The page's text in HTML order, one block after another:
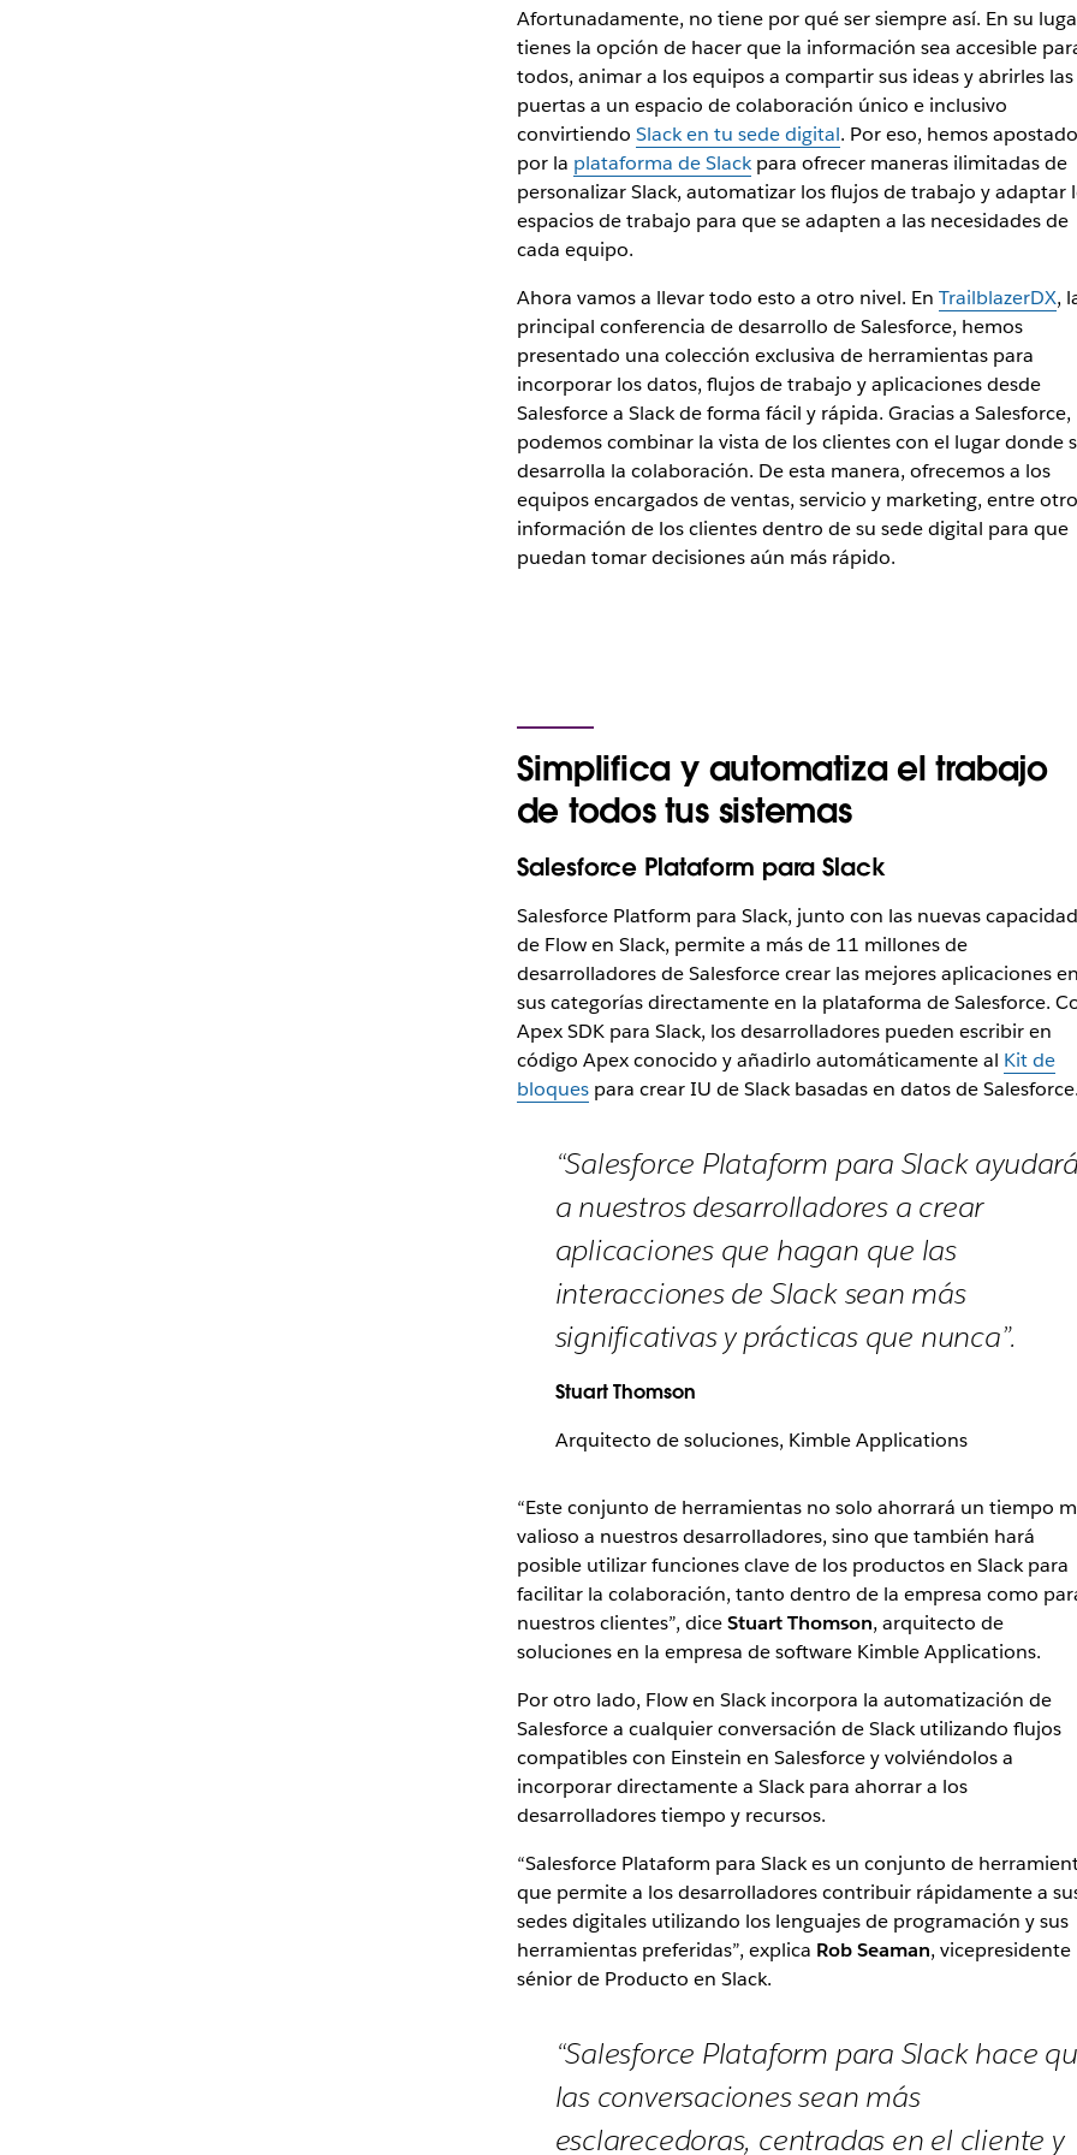
Afortunadamente, no tiene por qué ser siempre así. En su
tienes la opción de hacer que la información sea accesible
todos, animar a los equipos a compartir sus ideas y abrirles las
puertas a un espacio de colaboración único e inclusivo
convirtiendo Slack en tu sede digital. Por eso, hemos apostado
por la plataforma de Slackpara ofrecer maneras ilimitadas de
personalizar Slack, automatizar los flujos de trabajo y adaptar
espacios de trabajo para que se adapten a las necesidades de
cada equipo.
Ahora vamos a llevar todo esto a otro nivel. En TrailblazerDX,
principal conferencia de desarrollo de Salesforce, hemos
presentado una colección exclusiva de herramientas para
incorporar los datos, flujos de trabajo y aplicaciones desde
Salesforce a Slack de forma fácil y rápida. Gracias a Salesforce,
podemos combinar la vista de los clientes con el lugar donde
desarrolla la colaboración. De esta manera, ofrecemos a los
equipos encargados de ventas, servicio y marketing, entre
información de los clientes dentro de su sede digital para que
puedan tomar decisiones aún más rápido.
Simplifica y automatiza el trabajo
de todos tus sistemas
Salesforce Plataform para Slack
Salesforce Platform para Slack, junto con las nuevas
de Flow en Slack, permite a más de 11 millones de
desarrolladores de Salesforce crear las mejores aplicaciones en
sus categorías directamente en la plataforma de Salesforce.
Apex SDK para Slack, los desarrolladores pueden escribir en
código Apex conocido y añadirlo automáticamente al Kit de
bloquespara crear IU de Slack basadas en datos de Salesforce.
“Salesforce Plataform para Slack ayudará
a nuestros desarrolladores a crear
aplicaciones que hagan que las
interacciones de Slack sean más
significativas y prácticas que nunca”.
Stuart Thomson
Arquitecto de soluciones, Kimble Applications
“Este conjunto de herramientas no solo ahorrará un tiempo
valioso a nuestros desarrolladores, sino que también hará
posible utilizar funciones clave de los productos en Slack para
facilitar la colaboración, tanto dentro de la empresa como
nuestros clientes”, diceStuart Thomson, arquitecto de
soluciones en la empresa de software Kimble Applications.
Por otro lado, Flow en Slack incorpora la automatización de
Salesforce a cualquier conversación de Slack utilizando flujos
compatibles con Einstein en Salesforce y volviéndolos a
incorporar directamente a Slack para ahorrar a los
desarrolladores tiempo y recursos.
“Salesforce Plataform para Slack es un conjunto de
que permite a los desarrolladores contribuir rápidamente a
sedes digitales utilizando los lenguajes de programación y sus
herramientas preferidas”, explica Rob Seaman, vicepresidente
sénior de Producto en Slack.
“Salesforce Plataform para Slack hace
las conversaciones sean más
esclarecedoras, centradas en el cliente y